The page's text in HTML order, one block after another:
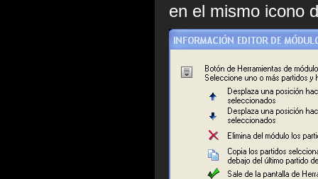
en el mismo icono